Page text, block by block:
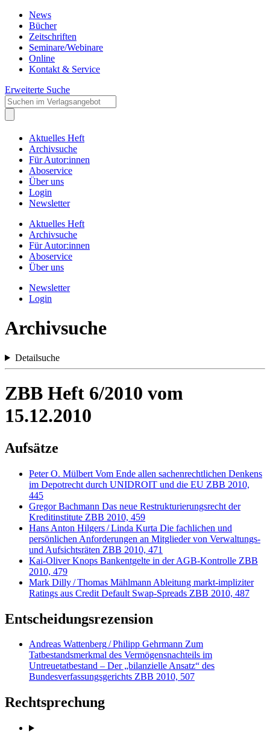
News
Bücher
Zeitschriften
Seminare/Webinare
Online
Kontakt & Service
Erweiterte Suche
Aktuelles Heft
Archivsuche
Für Autor:innen
Aboservice
Über uns
Login
Newsletter
Aktuelles Heft
Archivsuche
Für Autor:innen
Aboservice
Über uns
Newsletter
Login
Archivsuche
Detailsuche
ZBB Heft 6/2010 vom
15.12.2010
Aufsätze
Peter O. Mülbert Vom Ende allen sachenrechtlichen Denkens
im Depotrecht durch UNIDROIT und die EU ZBB 2010,
445
Gregor Bachmann Das neue Restrukturierungsrecht der
Kreditinstitute ZBB 2010, 459
Hans Anton Hilgers/Linda Kurta Die fachlichen und
persönlichen Anforderungen an Mitglieder von Verwaltungs-
und Aufsichtsräten ZBB 2010, 471
Kai-Oliver Knops Bankentgelte in der AGB-Kontrolle ZBB
2010, 479
Mark Dilly/Thomas Mählmann Ableitung markt-impliziter
Ratings aus Credit Default Swap-Spreads ZBB 2010, 487
Entscheidungsrezension
Andreas Wattenberg/Philipp Gehrmann Zum
Tatbestandsmerkmal des Vermögensnachteils im
Untreuetatbestand – Der „bilanzielle Ansatz“ des
Bundesverfassungsgerichts ZBB 2010, 507
Rechtsprechung